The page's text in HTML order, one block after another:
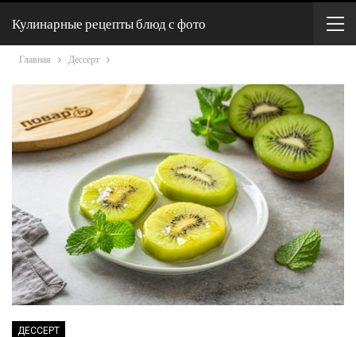
Кулинарные рецепты блюд с фото
Главная Дессерт
ДЕССЕРТ